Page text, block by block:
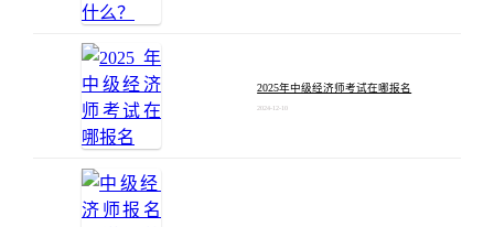
2025年中级经济师考试在哪报名
2024-12-10